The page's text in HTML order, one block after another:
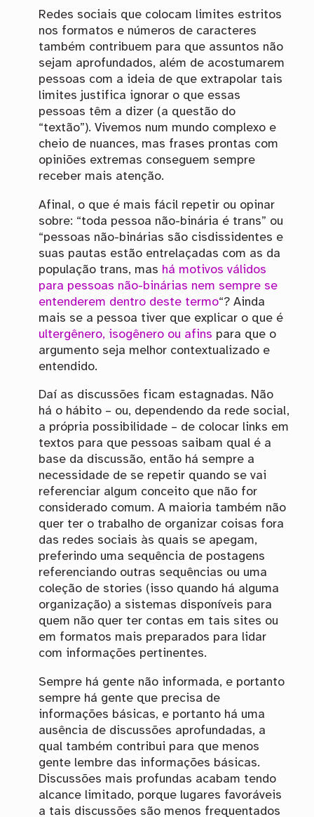
Redes sociais que colocam limites estritos
nos formatos e números de caracteres
também contribuem para que assuntos não
sejam aprofundados, além de acostumarem
pessoas com a ideia de que extrapolar tais
limites justifica ignorar o que essas
pessoas têm a dizer (a questão do
“textão”). Vivemos num mundo complexo e
cheio de nuances, mas frases prontas com
opiniões extremas conseguem sempre
receber mais atenção.
Afinal, o que é mais fácil repetir ou opinar
sobre: “toda pessoa não-binária é trans” ou
“pessoas não-binárias são cisdissidentes e
suas pautas estão entrelaçadas com as da
população trans, mas há motivos válidos
para pessoas não-binárias nem sempre se
entenderem dentro deste termo“? Ainda
mais se a pessoa tiver que explicar o que é
ultergênero, isogênero ou afins para que o
argumento seja melhor contextualizado e
entendido.
Daí as discussões ficam estagnadas. Não
há o hábito – ou, dependendo da rede social,
a própria possibilidade – de colocar links em
textos para que pessoas saibam qual é a
base da discussão, então há sempre a
necessidade de se repetir quando se vai
referenciar algum conceito que não for
considerado comum. A maioria também não
quer ter o trabalho de organizar coisas fora
das redes sociais às quais se apegam,
preferindo uma sequência de postagens
referenciando outras sequências ou uma
coleção de stories (isso quando há alguma
organização) a sistemas disponíveis para
quem não quer ter contas em tais sites ou
em formatos mais preparados para lidar
com informações pertinentes.
Sempre há gente não informada, e portanto
sempre há gente que precisa de
informações básicas, e portanto há uma
ausência de discussões aprofundadas, a
qual também contribui para que menos
gente lembre das informações básicas.
Discussões mais profundas acabam tendo
alcance limitado, porque lugares favoráveis
a tais discussões são menos frequentados